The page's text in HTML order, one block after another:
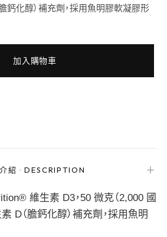
鈣化醇）補充劑，採用魚明膠軟凝膠形
加入購物車
紹 ·DESCRIPTION ＋
維生素 D3，50 微克（2,000 國
D（膽鈣化醇）補充劑，採用魚明